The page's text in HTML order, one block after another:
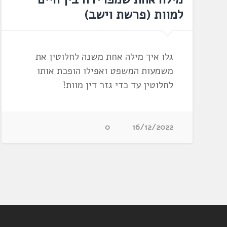
למוות (פרשת וישב)
גלו איך מילה אחת משנה לחלוטין את
משמעות המשפט ואפילו הופכת אותו
לחלוטין עד כדי גזר דין מוות!
16/12/2022
0